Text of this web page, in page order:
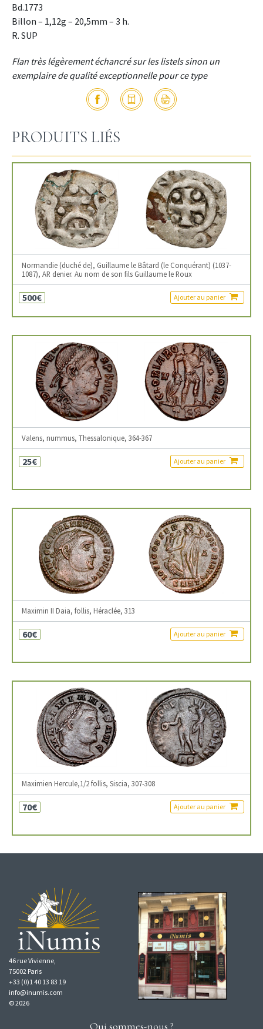
Bd.1773
Billon – 1,12g – 20,5mm – 3 h.
R. SUP
Flan très légèrement échancré sur les listels sinon un
exemplaire de qualité exceptionnelle pour ce type
PRODUITS LIÉS
Normandie (duché de), Guillaume le Bâtard (le Conquérant) (1037-
1087), AR denier. Au nom de son fils Guillaume le Roux
500€ Ajouter au panier
Valens, nummus, Thessalonique, 364-367
25€ Ajouter au panier
Maximin II Daia, follis, Héraclée, 313
60€ Ajouter au panier
Maximien Hercule,1/2 follis, Siscia, 307-308
70€ Ajouter au panier
46 rue Vivienne,
75002 Paris
+33 (0)1 40 13 83 19
info@inumis.com
© 2026
Qui sommes-nous ?